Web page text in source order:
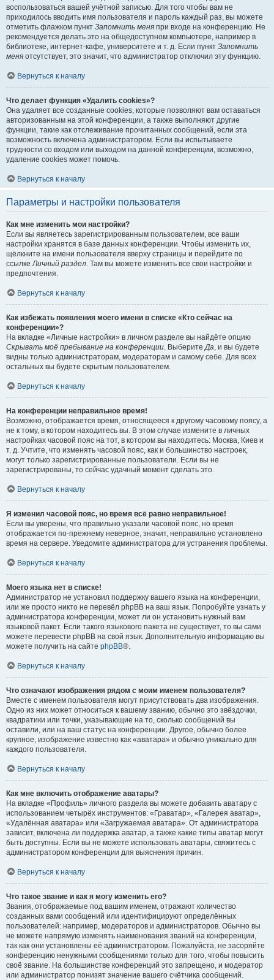
воспользоваться вашей учётной записью. Для того чтобы вам не
приходилось вводить имя пользователя и пароль каждый раз, вы можете
отметить флажком пункт Запомнить меня при входе на конференцию. Не
рекомендуется делать это на общедоступном компьютере, например в
библиотеке, интернет-кафе, университете и т. д. Если пункт Запомнить
меня отсутствует, это значит, что администратор отключил эту функцию.
Вернуться к началу
Что делает функция «Удалить cookies»?
Она удаляет все созданные cookies, которые позволяют вам оставаться
авторизованным на этой конференции, а также выполняют другие
функции, такие как отслеживание прочитанных сообщений, если эта
возможность включена администратором. Если вы испытываете
трудности со входом или выходом на данной конференции, возможно,
удаление cookies может помочь.
Вернуться к началу
Параметры и настройки пользователя
Как мне изменить мои настройки?
Если вы являетесь зарегистрированным пользователем, все ваши
настройки хранятся в базе данных конференции. Чтобы изменить их,
щёлкните на имени пользователя вверху страницы и перейдите по
ссылкеЛичный раздел. Там вы можете изменить все свои настройки и
предпочтения.
Вернуться к началу
Как избежать появления моего имени в списке «Кто сейчас на
конференции»?
На вкладке «Личные настройки» в личном разделе вы найдёте опцию
Скрывать моё пребывание на конференции. ВыберитеДа, и вы будете
видны только администраторам, модераторам и самому себе. Для всех
остальных вы будете скрытым пользователем.
Вернуться к началу
На конференции неправильное время!
Возможно, отображается время, относящееся к другому часовому поясу, а
не к тому, в котором находитесь вы. В этом случае измените в личных
настройках часовой пояс на тот, в котором вы находитесь: Москва, Киев и
т. д. Учтите, что изменять часовой пояс, как и большинство настроек,
могут только зарегистрированные пользователи. Если вы не
зарегистрированы, то сейчас удачный момент сделать это.
Вернуться к началу
Я изменил часовой пояс, но время всё равно неправильное!
Если вы уверены, что правильно указали часовой пояс, но время
отображается по-прежнему неверное, значит, неправильно установлено
время на сервере. Уведомите администратора для устранения проблемы.
Вернуться к началу
Моего языка нет в списке!
Администратор не установил поддержку вашего языка на конференции,
или же просто никто не перевёл phpBB на ваш язык. Попробуйте узнать у
администратора конференции, может ли он установить нужный вам
языковой пакет. Если такого языкового пакета не существует, то вы сами
можете перевести phpBB на свой язык. Дополнительную информацию вы
можете получить на сайте phpBB®.
Вернуться к началу
Что означают изображения рядом с моим именем пользователя?
Вместе с именем пользователя могут присутствовать два изображения.
Одно из них может относиться к вашему званию, обычно это звёздочки,
квадратики или точки, указывающие на то, сколько сообщений вы
оставили, или на ваш статус на конференции. Другое, обычно более
крупное, изображение известно как «аватара» и обычно уникально для
каждого пользователя.
Вернуться к началу
Как мне включить отображение аватары?
На вкладке «Профиль» личного раздела вы можете добавить аватару с
использованием четырёх инструментов: «Граватар», «Галерея аватар»,
«Удалённая аватара» или «Загружаемая аватара». От администратора
зависит, включена ли поддержка аватар, а также какие типы аватар могут
быть доступны. Если вы не можете использовать аватары, свяжитесь с
администратором конференции для выяснения причин.
Вернуться к началу
Что такое звание и как я могу изменить его?
Звания, отображаемые под вашим именем, отражают количество
созданных вами сообщений или идентифицируют определённых
пользователей: например, модераторов и администраторов. Обычно вы
не можете напрямую изменять наименования званий на конференции,
так как они установлены её администратором. Пожалуйста, не засоряйте
конференцию ненужными сообщениями только для того, чтобы повысить
своё звание. На большинстве конференций это запрещено, и модератор
или администратор понизят значение вашего счётчика сообщений.